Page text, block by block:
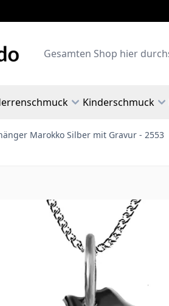
Search
Kinderschmuck
Marokko Silber mit Gravur - 2553